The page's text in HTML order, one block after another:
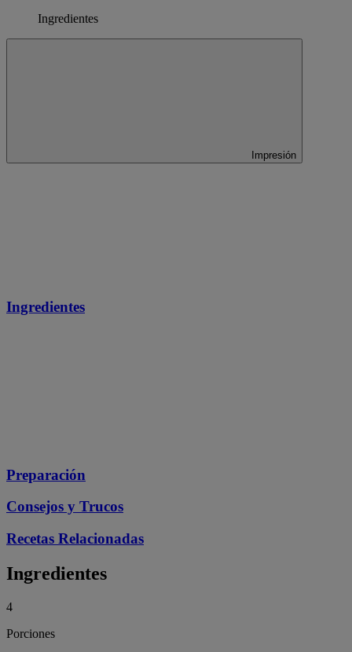
Ingredientes
Impresión
Ingredientes
Preparación
Consejos y Trucos
Recetas Relacionadas
Ingredientes
4
Porciones